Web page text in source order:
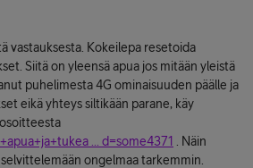
vastauksesta. Kokeilepa resetoida
Siitä on yleensä apua jos mitään yleistä
puhelimesta 4G ominaisuuden päälle ja
eikä yhteys siltikään parane, käy
... d=some4371
. Näin
ongelmaa tarkemmin.